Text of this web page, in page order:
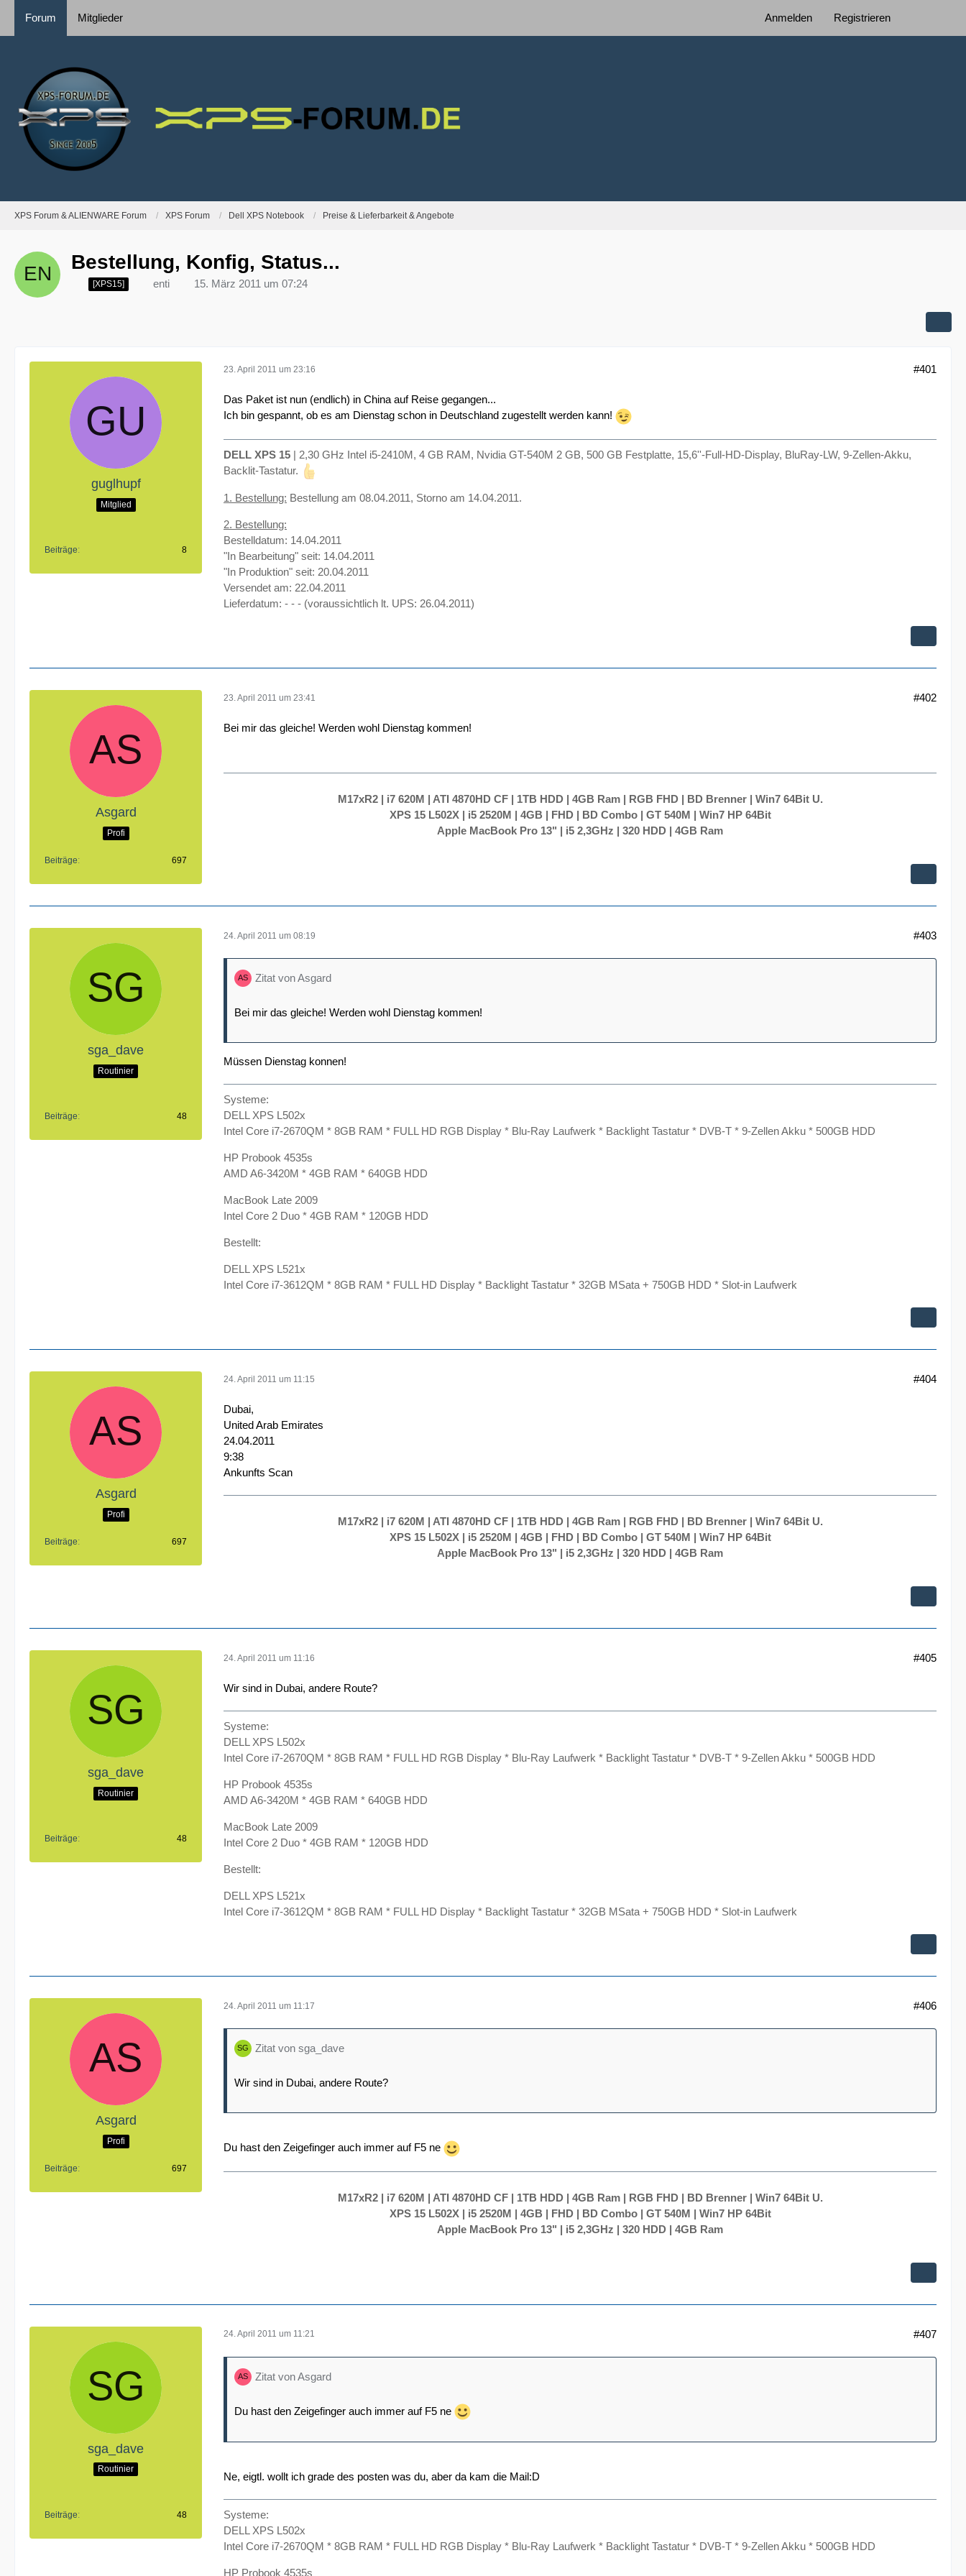
Forum Mitglieder Anmelden Registrieren
XPS Forum & ALIENWARE Forum XPS Forum Dell XPS Notebook Preise & Lieferbarkeit & Angebote
Bestellung, Konfig, Status...
[XPS15] enti 15. März 2011 um 07:24
guglhupf
Mitglied
Beiträge 8
23. April 2011 um 23:16 #401
Das Paket ist nun (endlich) in China auf Reise gegangen...
Ich bin gespannt, ob es am Dienstag schon in Deutschland zugestellt werden kann!
DELL XPS 15 | 2,30 GHz Intel i5-2410M, 4 GB RAM, Nvidia GT-540M 2 GB, 500 GB Festplatte, 15,6''-Full-HD-Display, BluRay-LW, 9-Zellen-Akku,
Backlit-Tastatur.
1. Bestellung: Bestellung am 08.04.2011, Storno am 14.04.2011.
2. Bestellung:
Bestelldatum: 14.04.2011
"In Bearbeitung" seit: 14.04.2011
"In Produktion" seit: 20.04.2011
Versendet am: 22.04.2011
Lieferdatum: - - - (voraussichtlich lt. UPS: 26.04.2011)
Asgard
Profi
Beiträge 697
23. April 2011 um 23:41 #402
Bei mir das gleiche! Werden wohl Dienstag kommen!
M17xR2 | i7 620M | ATI 4870HD CF | 1TB HDD | 4GB Ram | RGB FHD | BD Brenner | Win7 64Bit U.
XPS 15 L502X | i5 2520M | 4GB | FHD | BD Combo | GT 540M | Win7 HP 64Bit
Apple MacBook Pro 13" | i5 2,3GHz | 320 HDD | 4GB Ram
sga_dave
Routinier
Beiträge 48
24. April 2011 um 08:19 #403
Zitat von Asgard
Bei mir das gleiche! Werden wohl Dienstag kommen!
Müssen Dienstag konnen!
Systeme:
DELL XPS L502x
Intel Core i7-2670QM * 8GB RAM * FULL HD RGB Display * Blu-Ray Laufwerk * Backlight Tastatur * DVB-T * 9-Zellen Akku * 500GB HDD
HP Probook 4535s
AMD A6-3420M * 4GB RAM * 640GB HDD
MacBook Late 2009
Intel Core 2 Duo * 4GB RAM * 120GB HDD
Bestellt:
DELL XPS L521x
Intel Core i7-3612QM * 8GB RAM * FULL HD Display * Backlight Tastatur * 32GB MSata + 750GB HDD * Slot-in Laufwerk
Asgard
Profi
Beiträge 697
24. April 2011 um 11:15 #404
Dubai,
United Arab Emirates
24.04.2011
9:38
Ankunfts Scan
M17xR2 | i7 620M | ATI 4870HD CF | 1TB HDD | 4GB Ram | RGB FHD | BD Brenner | Win7 64Bit U.
XPS 15 L502X | i5 2520M | 4GB | FHD | BD Combo | GT 540M | Win7 HP 64Bit
Apple MacBook Pro 13" | i5 2,3GHz | 320 HDD | 4GB Ram
sga_dave
Routinier
Beiträge 48
24. April 2011 um 11:16 #405
Wir sind in Dubai, andere Route?
Systeme:
DELL XPS L502x
Intel Core i7-2670QM * 8GB RAM * FULL HD RGB Display * Blu-Ray Laufwerk * Backlight Tastatur * DVB-T * 9-Zellen Akku * 500GB HDD
HP Probook 4535s
AMD A6-3420M * 4GB RAM * 640GB HDD
MacBook Late 2009
Intel Core 2 Duo * 4GB RAM * 120GB HDD
Bestellt:
DELL XPS L521x
Intel Core i7-3612QM * 8GB RAM * FULL HD Display * Backlight Tastatur * 32GB MSata + 750GB HDD * Slot-in Laufwerk
Asgard
Profi
Beiträge 697
24. April 2011 um 11:17 #406
Zitat von sga_dave
Wir sind in Dubai, andere Route?
Du hast den Zeigefinger auch immer auf F5 ne
M17xR2 | i7 620M | ATI 4870HD CF | 1TB HDD | 4GB Ram | RGB FHD | BD Brenner | Win7 64Bit U.
XPS 15 L502X | i5 2520M | 4GB | FHD | BD Combo | GT 540M | Win7 HP 64Bit
Apple MacBook Pro 13" | i5 2,3GHz | 320 HDD | 4GB Ram
sga_dave
Routinier
Beiträge 48
24. April 2011 um 11:21 #407
Zitat von Asgard
Du hast den Zeigefinger auch immer auf F5 ne
Ne, eigtl. wollt ich grade des posten was du, aber da kam die Mail:D
Systeme:
DELL XPS L502x
Intel Core i7-2670QM * 8GB RAM * FULL HD RGB Display * Blu-Ray Laufwerk * Backlight Tastatur * DVB-T * 9-Zellen Akku * 500GB HDD
HP Probook 4535s